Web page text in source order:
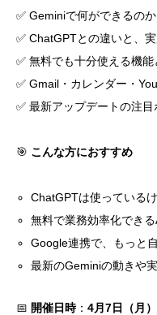
✅ Geminiで何ができるの
✅ ChatGPTとの違いと、
✅ 無料でも十分使える機
✅ Gmail・カレンダー・
✅ 最新アップデートの注
🎯 こんな方におすすめ
ChatGPTは使っている
無料で業務効率化でき
Google連携で、もっと
最新のGeminiの動きや
📅 開催日時： 4月7日（月